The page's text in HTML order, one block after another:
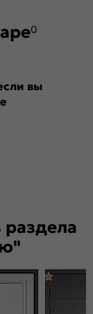
замок Z7 +
(более 32 дБ)
нет
0
вы